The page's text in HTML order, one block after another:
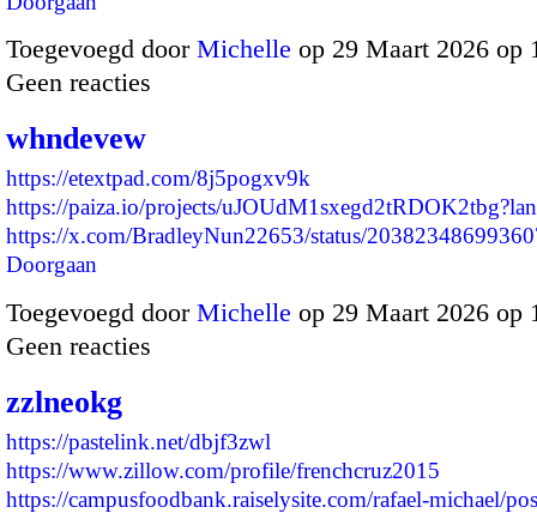
Toegevoegd door Michelle op 29 Maart 2026
Geen reacties
whndevew
https://etextpad.com/8j5pogxv9k
https://paiza.io/projects/
https://x.com/BradleyNun22653/status/
Doorgaan
Toegevoegd door Michelle op 29 Maart 2026
Geen reacties
zzlneokg
https://pastelink.net/dbjf3zwl
https://www.zillow.com/profile/frenchcruz2015
https://campusfoodbank.raiselysite.com/rafael-michael/